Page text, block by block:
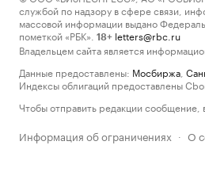
службой по надзору в сфере связи,
массовой информации выдано
пометкой «РБК».
18+ letters@rbc.ru
Владельцем сайта является
Данные предоставлены: Мосбиржа
Индексы облигаций предоставлены
Чтобы отправить редакции сообщение,
Информация об ограничениях · О